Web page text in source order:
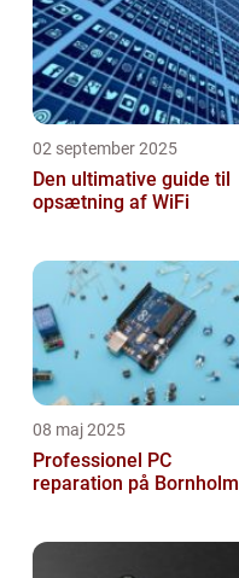
energieffektivite...
02 september 2025
Den ultimative guide til
opsætning af WiFi
08 maj 2025
Professionel PC
reparation på Bornholm